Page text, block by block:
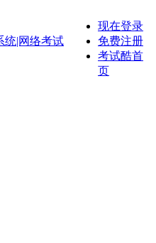
现在登录
免费注册
考试酷首
页